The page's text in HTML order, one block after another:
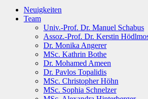
Skip
Neuigkeiten
Team
Univ.-Prof. Dr. Manuel Schabus
Assoz.-Prof. Dr. Kerstin
Dr. Monika Angerer
MSc. Kathrin Bothe
Dr. Mohamed Ameen
Dr. Pavlos Topalidis
MSc. Christopher Höhn
MSc. Sophia Schnelzer